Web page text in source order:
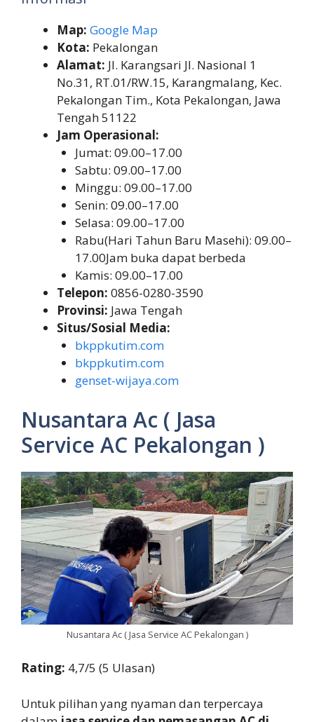
Map: Google Map
Kota: Pekalongan
Alamat: Jl. Karangsari Jl. Nasional 1
No.31, RT.01/RW.15, Karangmalang, Kec.
Pekalongan Tim., Kota Pekalongan, Jawa
Tengah 51122
Jam Operasional:
Jumat: 09.00–17.00
Sabtu: 09.00–17.00
Minggu: 09.00–17.00
Senin: 09.00–17.00
Selasa: 09.00–17.00
Rabu(Hari Tahun Baru Masehi): 09.00–
17.00Jam buka dapat berbeda
Kamis: 09.00–17.00
Telepon: 0856-0280-3590
Provinsi: Jawa Tengah
Situs/Sosial Media:
bkppkutim.com
bkppkutim.com
genset-wijaya.com
Nusantara Ac ( Jasa
Service AC Pekalongan )
Nusantara Ac ( Jasa Service AC Pekalongan )
Rating: 4,7/5 (5 Ulasan)
Untuk pilihan yang nyaman dan terpercaya